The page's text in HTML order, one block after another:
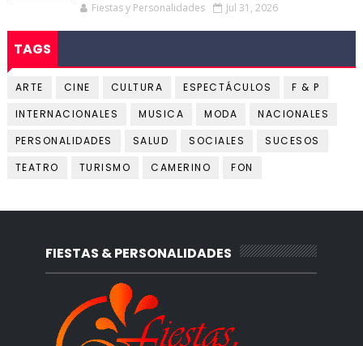
Fiestas y Personalidades Jul 31, 2026
TAGS
ARTE CINE CULTURA ESPECTÁCULOS
F & P
INTERNACIONALES
MUSICA MODA
NACIONALES
PERSONALIDADES
SALUD SOCIALES
SUCESOS
TEATRO
TURISMO CAMERINO FON
FIESTAS & PERSONALIDADES